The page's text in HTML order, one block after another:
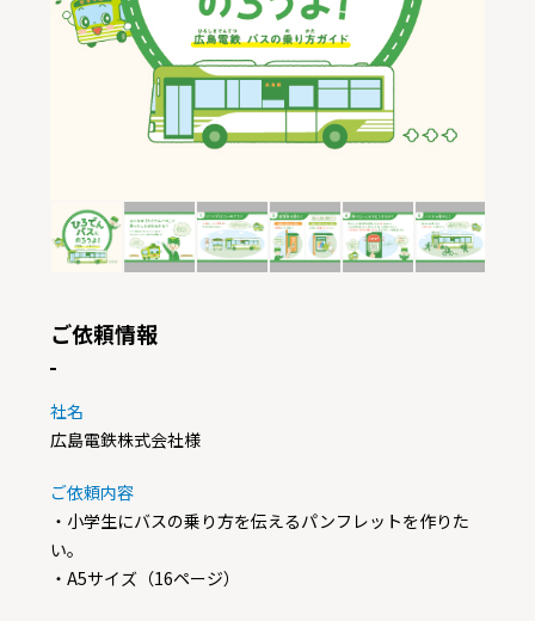
ご依頼情報
社名
広島電鉄株式会社様
ご依頼内容
・小学生にバスの乗り方を伝えるパンフレットを作りた
い。
・A5サイズ（16ページ）